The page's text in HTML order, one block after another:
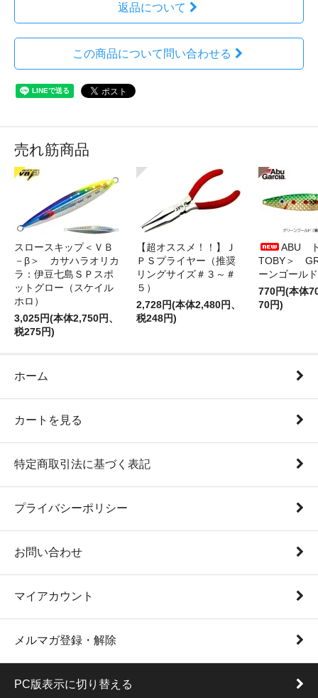
返品について
この商品について問い合わせる
売れ筋商品
スロースキップ＜ＶＢ
－β＞ カサハラオリカ
ラ：伊豆七島ＳＰスポ
ットグロー（スケイル
ホロ）
3,025円(本体2,750円、
税275円)
【超オススメ！！】Ｊ
ＰＳプライヤー（推奨
リングサイズ＃３～＃
５）
2,728円(本体2,480円、
税248円)
ABU
TOBY＞
ーンゴールド
770円(本体
70円)
ホーム
カートを見る
特定商取引法に基づく表記
プライバシーポリシー
お問い合わせ
マイアカウント
メルマガ登録・解除
PC版表示に切り替える